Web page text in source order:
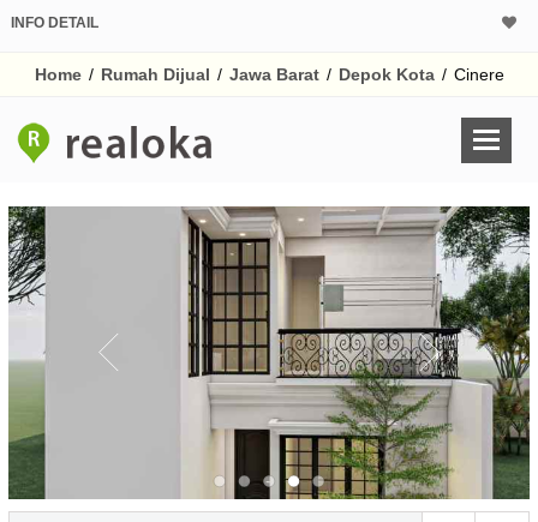
INFO DETAIL
Home / Rumah Dijual / Jawa Barat / Depok Kota / Cinere
Harga Rp
Untuk hasil simulasi
pada kotak-
Simpan